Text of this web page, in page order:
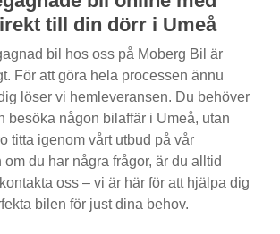
till din dörr i Umeå
bil hos oss på Moberg Bil är
För att göra hela processen ännu
löser vi hemleveransen. Du behöver
besöka någon bilaffär i Umeå, utan
titta igenom vårt utbud på vår
du har några frågor, är du alltid
oss – vi är här för att hjälpa dig
bilen för just dina behov.